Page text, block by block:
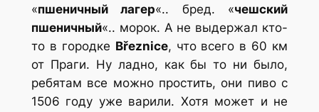
«пшеничный лагер«.. бред. «чешский
пшеничный«.. морок. А не выдержал кто-
то в городке Březnice, что всего в 60 км
от Праги. Ну ладно, как бы то ни было,
ребятам все можно простить, они пиво с
1506 году уже варили. Хотя может и не